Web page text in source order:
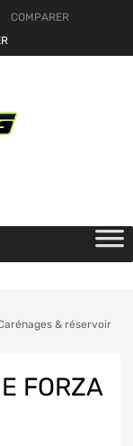
COMPARER
& réservoir
FORZA